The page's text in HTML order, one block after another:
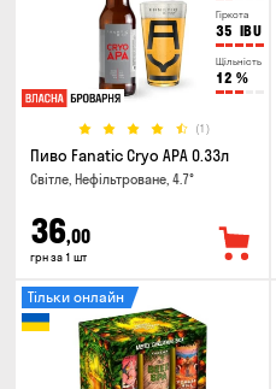
Гіркота
35 IBU
Щільність
12 %
(1)
Пиво Fanatic Cryo APA 0.33л
Світле, Нефільтроване, 4.7°
36,00
грн за 1 шт
Тільки онлайн